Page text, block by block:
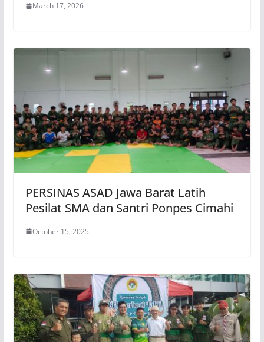
March 17, 2026
PERSINAS ASAD Jawa Barat Latih
Pesilat SMA dan Santri Ponpes Cimahi
October 15, 2025